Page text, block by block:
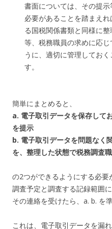
書面については、その提
必要があることを踏まえ
る国税関係書類と同様に
等、税務職員の求めに応
うに、適切に管理してお
す。
簡単にまとめると、
a. 電子取引データを保存して
を提示
b. 電子取引データを問題なく
を、整理した状態で税務調査
の2つができるようにする必要
調査予定と調査する記録範囲
その連絡を受けたら、a. b. を
これは、電子取引データを漏